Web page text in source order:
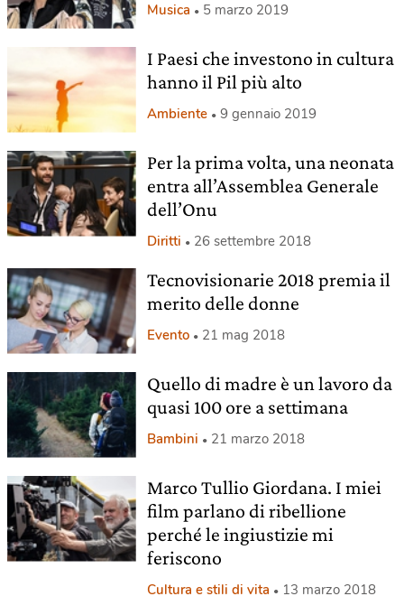
Musica 5 marzo 2019
I Paesi che investono in cultura
hanno il Pil più alto
Ambiente 9 gennaio 2019
Per la prima volta, una neonata
entra all’Assemblea Generale
dell’Onu
Diritti 26 settembre 2018
Tecnovisionarie 2018 premia il
merito delle donne
Evento 21 mag 2018
Quello di madre è un lavoro da
quasi 100 ore a settimana
Bambini 21 marzo 2018
Marco Tullio Giordana. I miei
film parlano di ribellione
perché le ingiustizie mi
feriscono
Cultura e stili di vita 13 marzo 2018